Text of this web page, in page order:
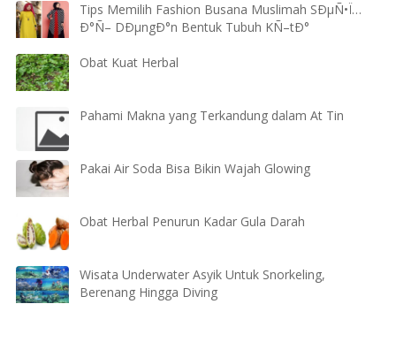
Tips Memilih Fashion Busana Muslimah SÐµÑ•Ï…
Ð°Ñ– DÐµngÐ°n Bentuk Tubuh KÑ–tÐ°
Obat Kuat Herbal
Pahami Makna yang Terkandung dalam At Tin
Pakai Air Soda Bisa Bikin Wajah Glowing
Obat Herbal Penurun Kadar Gula Darah
Wisata Underwater Asyik Untuk Snorkeling,
Berenang Hingga Diving